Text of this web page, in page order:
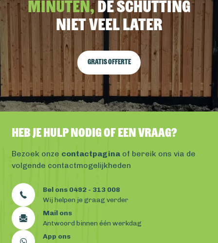
minuten,De schutting
niet veel later
Gratis offerte
Heb je hulp nodig of een vraag?
Bezoek onze contactpagina of bereik ons via de
volgende contactmogelijkheden
Bel ons 0492 - 313 008
Wij helpen je graag verder
Mail ons
Antwoord binnen één werkdag
App ons